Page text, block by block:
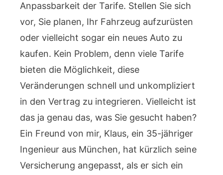
Anpassbarkeit der Tarife. Stellen Sie sich
vor, Sie planen, Ihr Fahrzeug aufzurüsten
oder vielleicht sogar ein neues Auto zu
kaufen. Kein Problem, denn viele Tarife
bieten die Möglichkeit, diese
Veränderungen schnell und unkompliziert
in den Vertrag zu integrieren. Vielleicht ist
das ja genau das, was Sie gesucht haben?
Ein Freund von mir, Klaus, ein 35-jähriger
Ingenieur aus München, hat kürzlich seine
Versicherung angepasst, als er sich ein